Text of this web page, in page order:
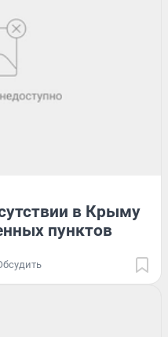
в Крыму
пунктов